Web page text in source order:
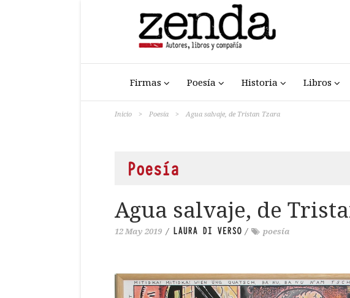
Firmas Poesía Historia Libros
Inicio > Poesía > Agua salvaje, de Tristan Tzara
Poesía
Agua salvaje, de
12 May 2019 / LAURA DI VERSO / poesía